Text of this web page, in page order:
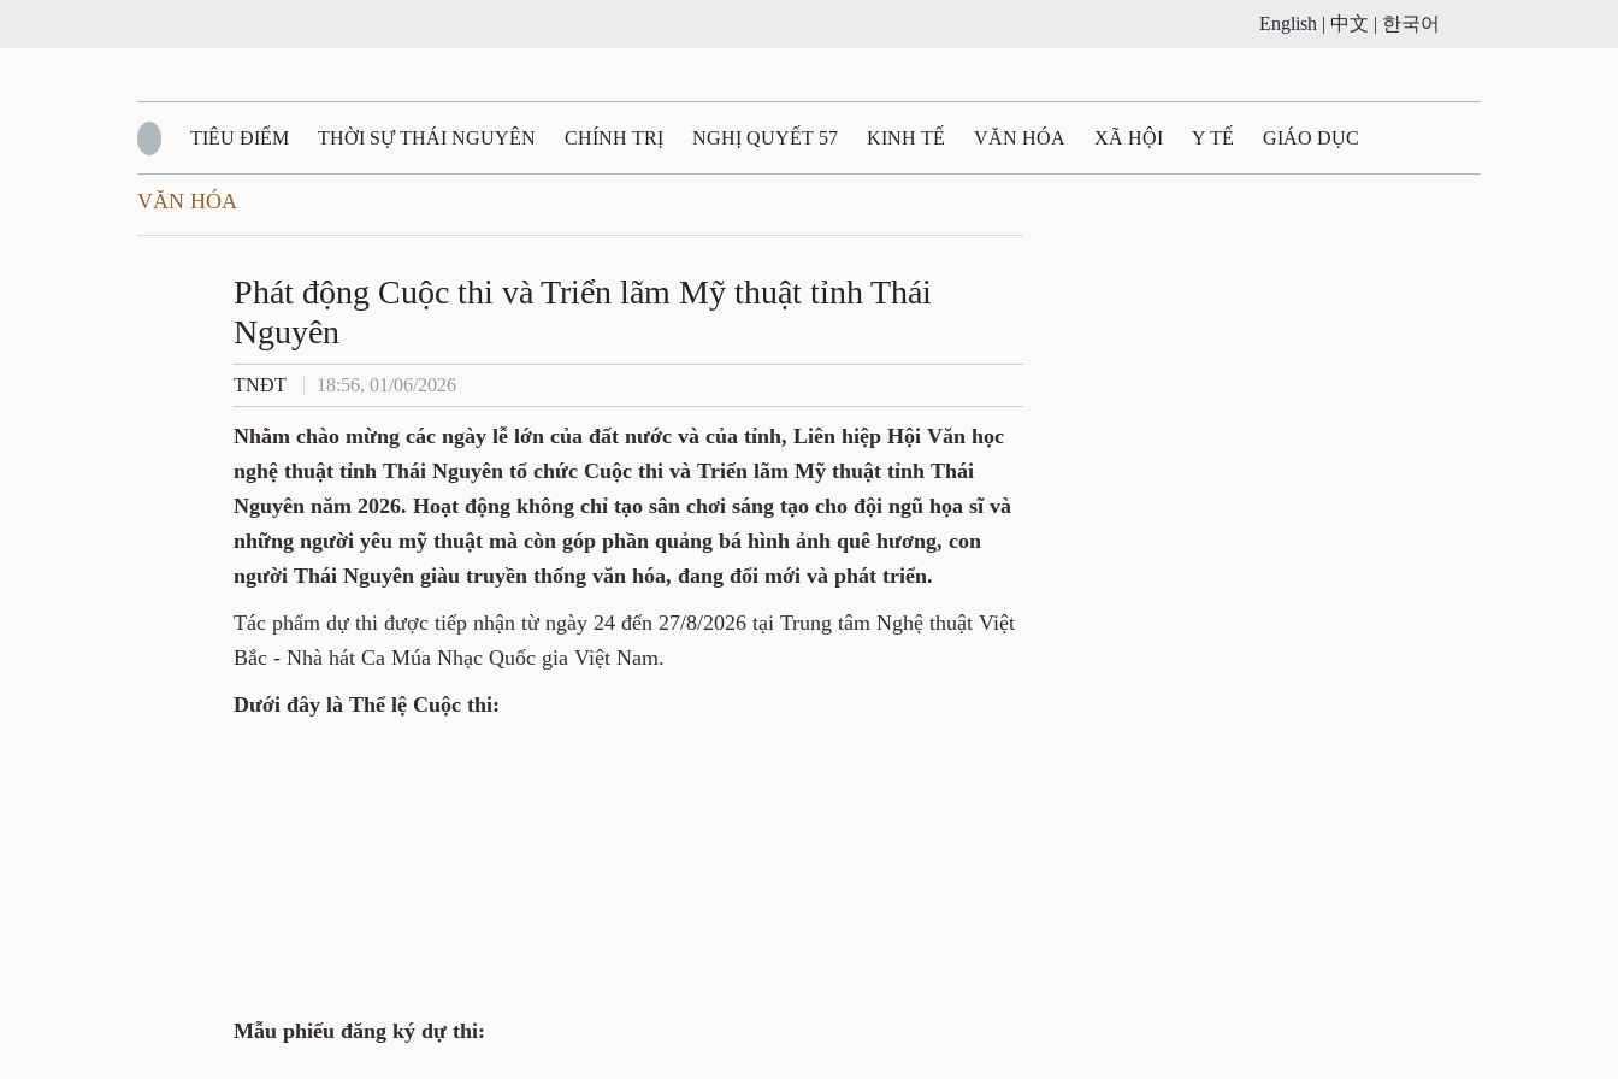
English | 中文 | 한국어
TIÊU ĐIỂM THỜI SỰ THÁI NGUYÊN CHÍNH TRỊ NGHỊ QUYẾT 57 KINH TẾ VĂN HÓA XÃ HỘI Y TẾ GIÁO DỤC
QUỐC PHÒNG - AN NINH
QUÊ HƯƠNG - ĐẤT NƯỚC QUỐC TẾ TÀI NGUYÊN - MÔI TRƯỜNG THỂ THAO
VĂN BẢN, CHÍNH SÁCH MỚI
VĂN HÓA
Phát động Cuộc thi và Triển lãm Mỹ thuật tỉnh Thái
Nguyên
TNĐT 18:56, 01/06/2026
Nhằm chào mừng các ngày lễ lớn của đất nước và của tỉnh, Liên hiệp Hội Văn học
nghệ thuật tỉnh Thái Nguyên tổ chức Cuộc thi và Triển lãm Mỹ thuật tỉnh Thái
Nguyên năm 2026. Hoạt động không chỉ tạo sân chơi sáng tạo cho đội ngũ họa sĩ và
những người yêu mỹ thuật mà còn góp phần quảng bá hình ảnh quê hương, con
người Thái Nguyên giàu truyền thống văn hóa, đang đổi mới và phát triển.
Tác phẩm dự thi được tiếp nhận từ ngày 24 đến 27/8/2026 tại Trung tâm Nghệ thuật Việt
Bắc - Nhà hát Ca Múa Nhạc Quốc gia Việt Nam.
Dưới đây là Thể lệ Cuộc thi:
Mẫu phiếu đăng ký dự thi: